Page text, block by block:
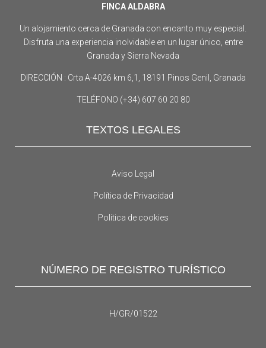
FINCA ALDABRA
Un alojamiento cerca de Granada con encanto muy especial.
Disfruta una experiencia inolvidable en un lugar único, entre
Granada y Sierra Nevada
DIRECCIÓN : Crta A-4026 km 6,1, 18191 Pinos Genil, Granada
TELÉFONO (+34) 607 60 20 80
TEXTOS LEGALES
Aviso Legal
Política de Privacidad
Política de cookies
NÚMERO DE REGISTRO TURÍSTICO
H/GR/01522